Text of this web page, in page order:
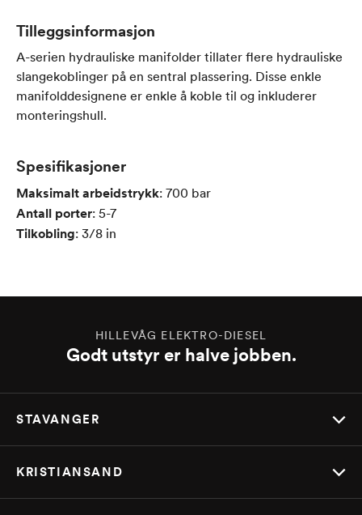
Tilleggsinformasjon
A-serien hydrauliske manifolder tillater flere hydrauliske
slangekoblinger på en sentral plassering. Disse enkle
manifolddesignene er enkle å koble til og inkluderer
monteringshull.
Spesifikasjoner
Maksimalt arbeidstrykk: 700 bar
Antall porter: 5-7
Tilkobling: 3/8 in
HILLEVÅG ELEKTRO-DIESEL
Godt utstyr er halve jobben.
STAVANGER
KRISTIANSAND